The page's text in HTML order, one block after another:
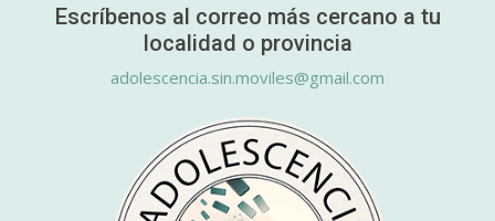
Escríbenos al correo más cercano a tu
localidad o provincia
adolescencia.sin.moviles@gmail.com